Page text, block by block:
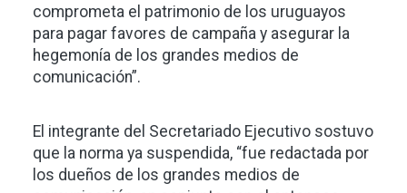
comprometa el patrimonio de los uruguayos
para pagar favores de campaña y asegurar la
hegemonía de los grandes medios de
comunicación”.
El integrante del Secretariado Ejecutivo sostuvo
que la norma ya suspendida, “fue redactada por
los dueños de los grandes medios de